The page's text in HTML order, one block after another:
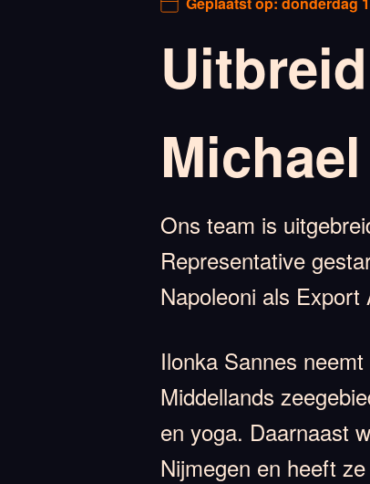
Ons team is
Representative
Napoleoni als Export
Ilonka Sannes
Middellands
en yoga. Daarnaast
Nijmegen en heeft